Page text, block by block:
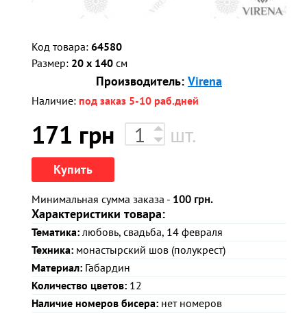
Код товара: 64580
Размер: 20 x 140 см
Производитель: Virena
Наличие: под заказ 5-10 раб.дней
171 грн шт.
Купить
Минимальная сумма заказа - 100 грн.
Характеристики товара:
Тематика: любовь, свадьба, 14 февраля
Техника: монастырский шов (полукрест)
Материал: Габардин
Количество цветов: 12
Наличие номеров бисера: нет номеров